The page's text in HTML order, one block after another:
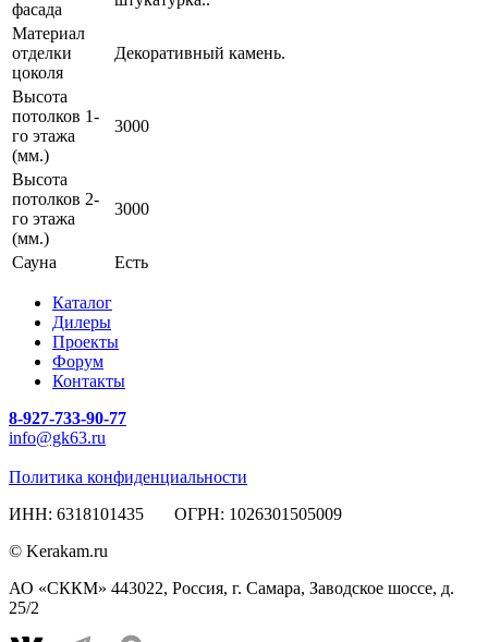
фасада
Материал
отделки
цоколя
Декоративный камень.
Высота
потолков 1-
го этажа
(мм.)
3000
Высота
потолков 2-
го этажа
(мм.)
3000
Сауна Есть
Каталог
Дилеры
Проекты
Форум
Контакты
8-927-733-90-77
info@gk63.ru
Политика конфиденциальности
ИНН: 6318101435 ОГРН: 1026301505009
© Kerakam.ru
АО «СККМ» 443022, Россия, г. Самара, Заводское шоссе, д.
25/2